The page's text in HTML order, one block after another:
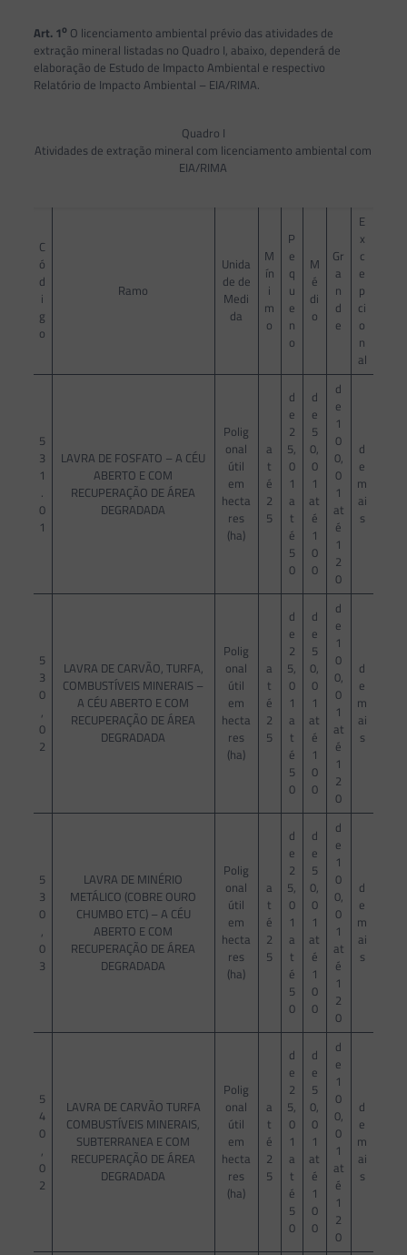
Art. 1o O licenciamento ambiental prévio das atividades de
extração mineral listadas no Quadro I, abaixo, dependerá de
elaboração de Estudo de Impacto Ambiental e respectivo
Relatório de Impacto Ambiental – EIA/RIMA.
Quadro I
Atividades de extração mineral com licenciamento ambiental com
EIA/RIMA
C
ó
d
i
g
o
Ramo
Unida
de de
Medi
da
M
ín
i
m
o
P
e
q
u
e
n
o
M
é
di
o
Gr
a
n
d
e
E
x
c
e
p
ci
o
n
al
5
3
1
.
0
1
LAVRA DE FOSFATO – A CÉU
ABERTO E COM
RECUPERAÇÃO DE ÁREA
DEGRADADA
Polig
onal
útil
em
hecta
res
(ha)
a
t
é
2
5
d
e
2
5,
0
1
a
t
é
5
0
d
e
5
0,
0
1
at
é
1
0
0
d
e
1
0
0,
0
1
at
é
1
2
0
d
e
m
ai
s
5
3
0
,
0
2
LAVRA DE CARVÃO, TURFA,
COMBUSTÍVEIS MINERAIS –
A CÉU ABERTO E COM
RECUPERAÇÃO DE ÁREA
DEGRADADA
Polig
onal
útil
em
hecta
res
(ha)
a
t
é
2
5
d
e
2
5,
0
1
a
t
é
5
0
d
e
5
0,
0
1
at
é
1
0
0
d
e
1
0
0,
0
1
at
é
1
2
0
d
e
m
ai
s
5
3
0
,
0
3
LAVRA DE MINÉRIO
METÁLICO (COBRE OURO
CHUMBO ETC) – A CÉU
ABERTO E COM
RECUPERAÇÃO DE ÁREA
DEGRADADA
Polig
onal
útil
em
hecta
res
(ha)
a
t
é
2
5
d
e
2
5,
0
1
a
t
é
5
0
d
e
5
0,
0
1
at
é
1
0
0
d
e
1
0
0,
0
1
at
é
1
2
0
d
e
m
ai
s
5
4
0
,
0
2
LAVRA DE CARVÃO TURFA
COMBUSTÍVEIS MINERAIS,
SUBTERRANEA E COM
RECUPERAÇÃO DE ÁREA
DEGRADADA
Polig
onal
útil
em
hecta
res
(ha)
a
t
é
2
5
d
e
2
5,
0
1
a
t
é
5
0
d
e
5
0,
0
1
at
é
1
0
0
d
e
1
0
0,
0
1
at
é
1
2
0
d
e
m
ai
s